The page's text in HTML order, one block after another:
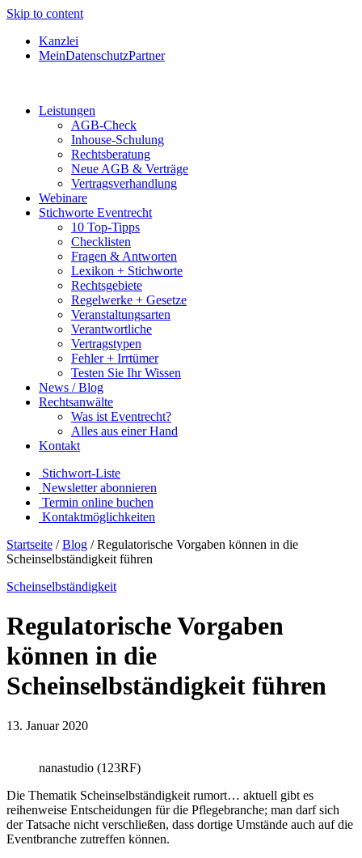
Skip to content
Kanzlei
MeinDatenschutzPartner
Leistungen
AGB-Check
Inhouse-Schulung
Rechtsberatung
Neue AGB & Verträge
Vertragsverhandlung
Webinare
Stichworte Eventrecht
10 Top-Tipps
Checklisten
Fragen & Antworten
Lexikon + Stichworte
Rechtsgebiete
Regelwerke + Gesetze
Veranstaltungsarten
Verantwortliche
Vertragstypen
Fehler + Irrtümer
Testen Sie Ihr Wissen
News / Blog
Rechtsanwälte
Was ist Eventrecht?
Alles aus einer Hand
Kontakt
Stichwort-Liste
Newsletter abonnieren
Termin online buchen
Kontaktmöglichkeiten
Startseite /Blog /Regulatorische Vorgaben können in die
Scheinselbständigkeit führen
Scheinselbständigkeit
Regulatorische Vorgaben
können in die
Scheinselbständigkeit führen
13. Januar 2020
nanastudio (123RF)
Die Thematik Scheinselbständigkeit rumort… aktuell gibt es
reihenweise Entscheidungen für die Pflegebranche; man darf sich
der Tatsache nicht verschließen, dass dortige Umstände auch auf die
Eventbranche zutreffen können.